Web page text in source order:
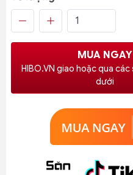
MUA NGAY
HIBO.VN giao hoặc qua các
dưới